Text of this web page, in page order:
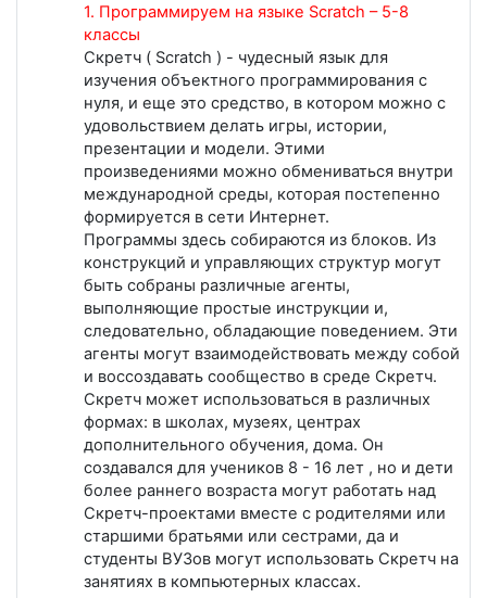
1. Программируем на языке Scratch – 5-8
классы
Скретч ( Scratch ) - чудесный язык для
изучения объектного программирования с
нуля, и еще это средство, в котором можно с
удовольствием делать игры, истории,
презентации и модели. Этими
произведениями можно обмениваться внутри
международной среды, которая постепенно
формируется в сети Интернет.
Программы здесь собираются из блоков. Из
конструкций и управляющих структур могут
быть собраны различные агенты,
выполняющие простые инструкции и,
следовательно, обладающие поведением. Эти
агенты могут взаимодействовать между собой
и воссоздавать сообщество в среде Скретч.
Скретч может использоваться в различных
формах: в школах, музеях, центрах
дополнительного обучения, дома. Он
создавался для учеников 8 - 16 лет , но и дети
более раннего возраста могут работать над
Скретч-проектами вместе с родителями или
старшими братьями или сестрами, да и
студенты ВУЗов могут использовать Скретч на
занятиях в компьютерных классах.